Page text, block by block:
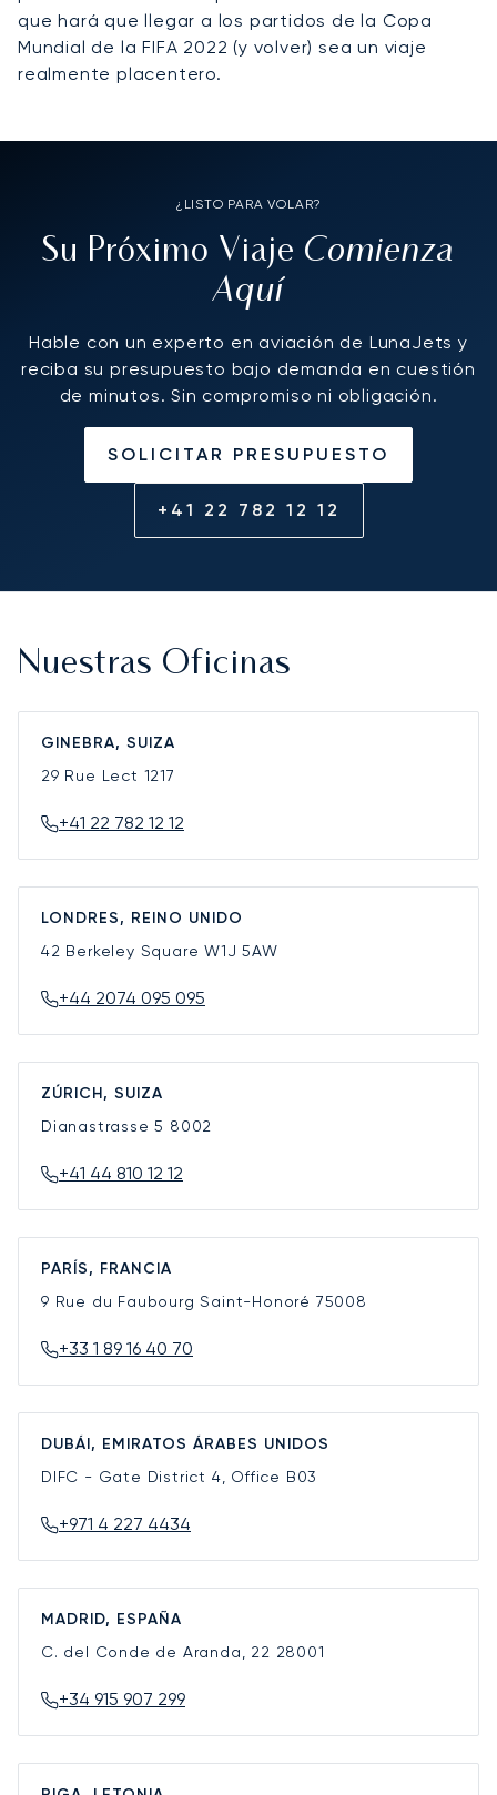
que hará que llegar a los partidos de la Copa
Mundial de la FIFA 2022 (y volver) sea un viaje
realmente placentero.
¿LISTO PARA VOLAR?
Su Próximo Viaje Comienza
Aquí
Hable con un experto en aviación de LunaJets y
reciba su presupuesto bajo demanda en cuestión
de minutos. Sin compromiso ni obligación.
SOLICITAR PRESUPUESTO
+41 22 782 12 12
Nuestras Oficinas
GINEBRA, SUIZA
29 Rue Lect 1217
+41 22 782 12 12
LONDRES, REINO UNIDO
42 Berkeley SquareW1J 5AW
+44 2074 095 095
ZÚRICH, SUIZA
Dianastrasse 5 8002
+41 44 810 12 12
PARÍS, FRANCIA
9 Rue du Faubourg Saint-Honoré 75008
+33 1 89 16 40 70
DUBÁI, EMIRATOS ÁRABES UNIDOS
DIFC - Gate District 4, Office B03
+971 4 227 4434
MADRID, ESPAÑA
C. del Conde de Aranda, 22 28001
+34 915 907 299